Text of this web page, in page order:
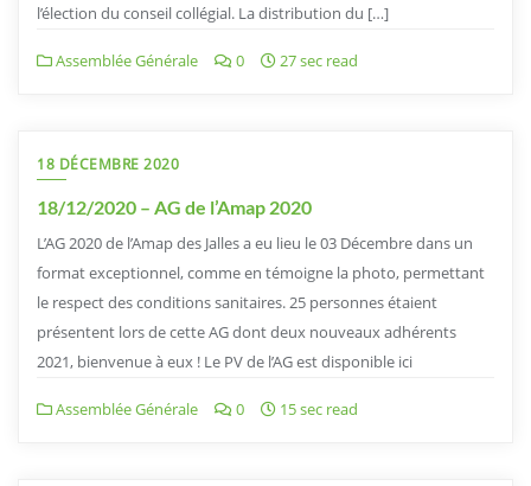
l’élection du conseil collégial. La distribution du […]
Assemblée Générale 0 27 sec read
18 DÉCEMBRE 2020
18/12/2020 – AG de l’Amap 2020
L’AG 2020 de l’Amap des Jalles a eu lieu le 03 Décembre dans un
format exceptionnel, comme en témoigne la photo, permettant
le respect des conditions sanitaires. 25 personnes étaient
présentent lors de cette AG dont deux nouveaux adhérents
2021, bienvenue à eux ! Le PV de l’AG est disponible ici
Assemblée Générale 0 15 sec read